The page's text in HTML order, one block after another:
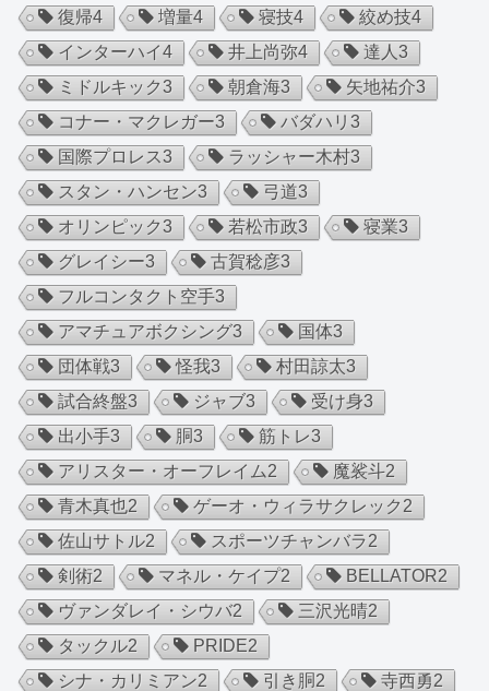
復帰4 増量4 寝技4 絞め技4
インターハイ4 井上尚弥4 達人 3
ミドルキック3 朝倉海3 矢地祐介3
コナー・マクレガー3 バダハリ 3
国際プロレス3 ラッシャー木村3
スタン・ハンセン3 弓道3
オリンピック3 若松市政3 寝業3
グレイシー3 古賀稔彦3
フルコンタクト空手3
アマチュアボクシング3 国体3
団体戦3 怪我3 村田諒太3
試合終盤3 ジャブ3 受け身3
出小手3 胴3 筋トレ3
アリスター・オーフレイム2 魔裟斗2
青木真也2 ゲーオ・ウィラサクレック2
佐山サトル2 スポーツチャンバラ2
剣術2 マネル・ケイプ2 BELLATOR2
ヴァンダレイ・シウバ2 三沢光晴2
タックル2 PRIDE2
シナ・カリミアン2 引き胴 2 寺西勇2